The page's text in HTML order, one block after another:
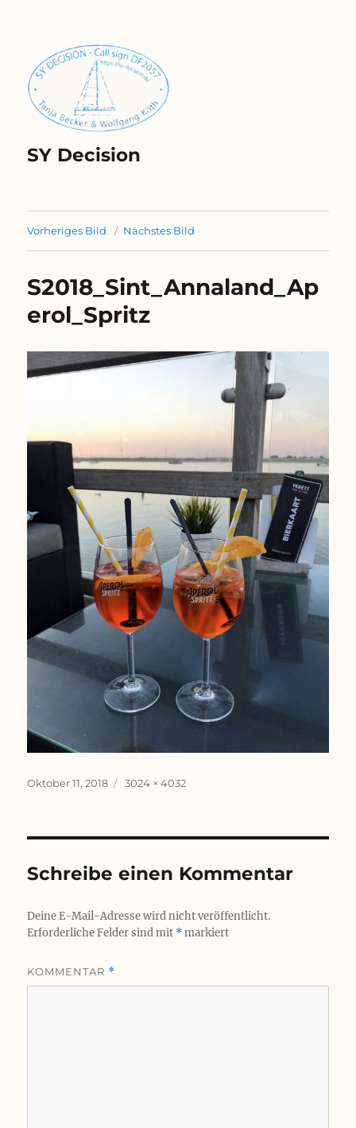
SY Decision
Vorheriges Bild Nächstes Bild
S2018_Sint_Annaland_Ap
erol_Spritz
Veröffentlicht
Oktober 11, 2018 Originalgröße
3024 × 4032
Schreibe einen Kommentar
Deine E-Mail-Adresse wird nicht veröffentlicht.
Erforderliche Felder sind mit *markiert
KOMMENTAR *